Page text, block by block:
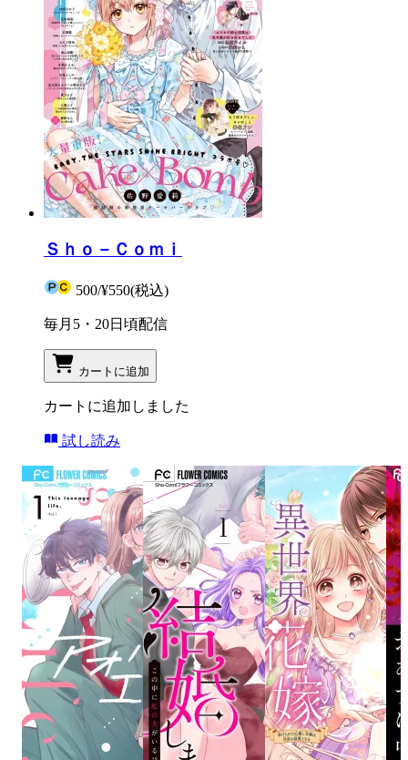
Ｓｈｏ－Ｃｏｍｉ
500/¥550(税込)
毎月5・20日頃配信
カートに追加
カートに追加しました
試し読み